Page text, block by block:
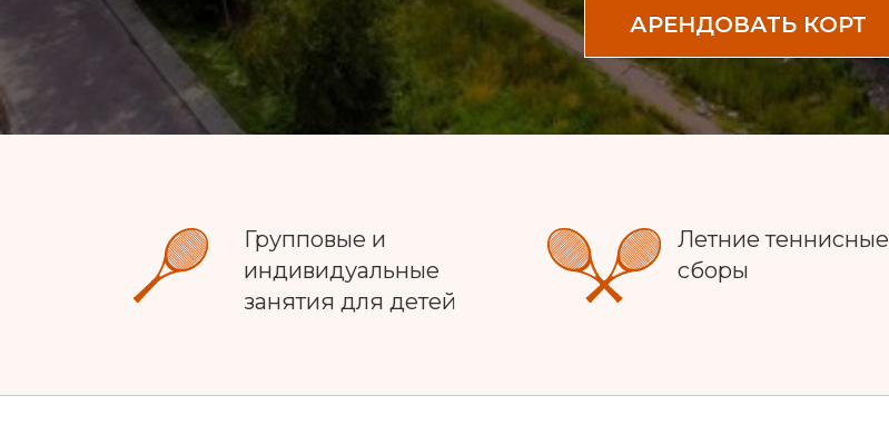
АРЕНДОВАТЬ КОРТ
Групповые и
индивидуальные
занятия для детей
Летние теннисные
сборы